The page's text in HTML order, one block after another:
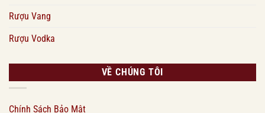
Rượu Vang
Rượu Vodka
VỀ CHÚNG TÔI
Chính Sách Bảo Mật